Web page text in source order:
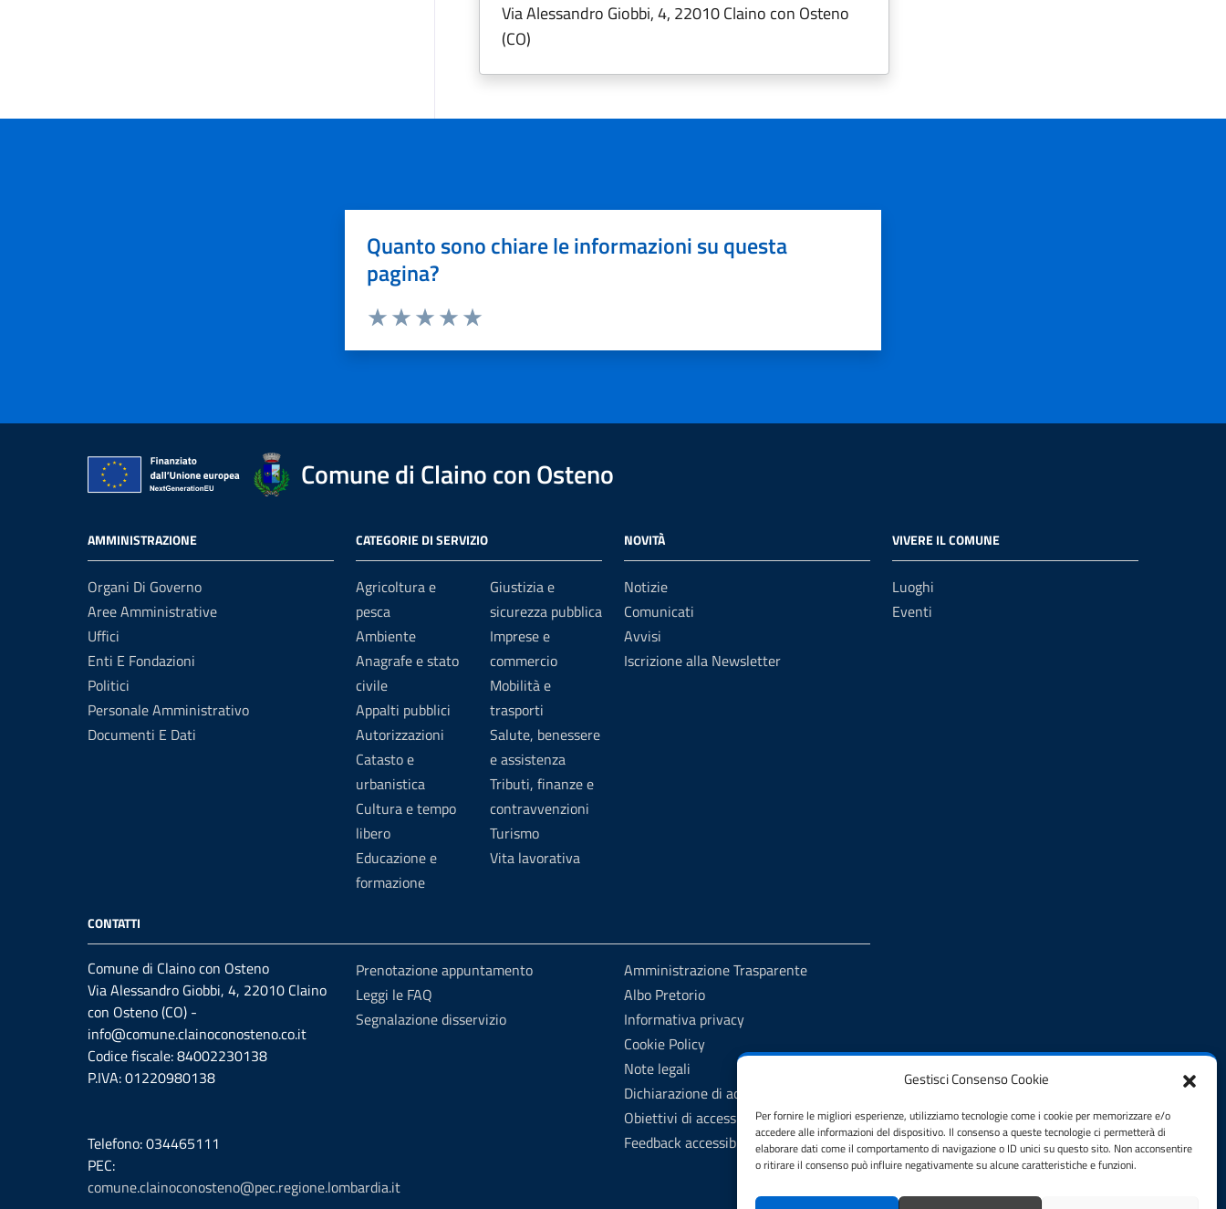
Gestisci Consenso Cookie
Per fornire le migliori esperienze, utilizziamo tecnologie come i cookie per memorizzare e/o
accedere alle informazioni del dispositivo. Il consenso a queste tecnologie ci permetterà di
elaborare dati come il comportamento di navigazione o ID unici su questo sito. Non acconsentire
o ritirare il consenso può influire negativamente su alcune caratteristiche e funzioni.
Via Alessandro Giobbi, 4, 22010 Claino con Osteno
(CO)
Quanto sono chiare le informazioni su questa
pagina?
Comune di Claino con Osteno
AMMINISTRAZIONE
Organi Di Governo
Aree Amministrative
Uffici
Enti E Fondazioni
Politici
Personale Amministrativo
Documenti E Dati
CATEGORIE DI SERVIZIO
Agricoltura e
pesca
Ambiente
Anagrafe e stato
civile
Appalti pubblici
Autorizzazioni
Catasto e
urbanistica
Cultura e tempo
libero
Educazione e
formazione
Giustizia e
sicurezza pubblica
Imprese e
commercio
Mobilità e
trasporti
Salute, benessere
e assistenza
Tributi, finanze e
contravvenzioni
Turismo
Vita lavorativa
NOVITÀ
Notizie
Comunicati
Avvisi
Iscrizione alla Newsletter
VIVERE IL COMUNE
Luoghi
Eventi
CONTATTI
Comune di Claino con Osteno
Via Alessandro Giobbi, 4, 22010 Claino
con Osteno (CO) -
info@comune.clainoconosteno.co.it
Codice fiscale: 84002230138
P.IVA: 01220980138
Telefono: 034465111
PEC:
comune.clainoconosteno@pec.regione.lombardia.it
Prenotazione appuntamento
Leggi le FAQ
Segnalazione disservizio
Amministrazione Trasparente
Albo Pretorio
Informativa privacy
Cookie Policy
Note legali
Dichiarazione di accessibilità
Obiettivi di accessibilità
Feedback accessibilità